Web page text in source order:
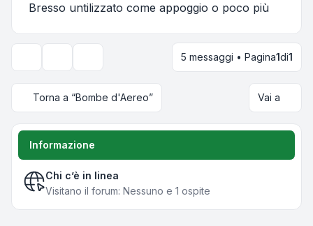
Bresso untilizzato come appoggio o poco più
Opzioni di visualizzazione e ordinamento
5 messaggi • Pagina1di1
Torna a “Bombe d'Aereo” Vai a
Informazione
Chi c’è in linea
Visitano il forum: Nessuno e 1 ospite